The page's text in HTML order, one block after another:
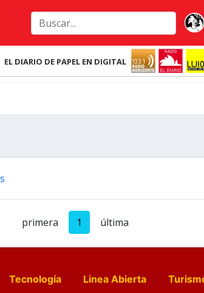
EL DIARIO DE PAPEL EN DIGITAL
primera 1 última
Tecnología Linea Abierta